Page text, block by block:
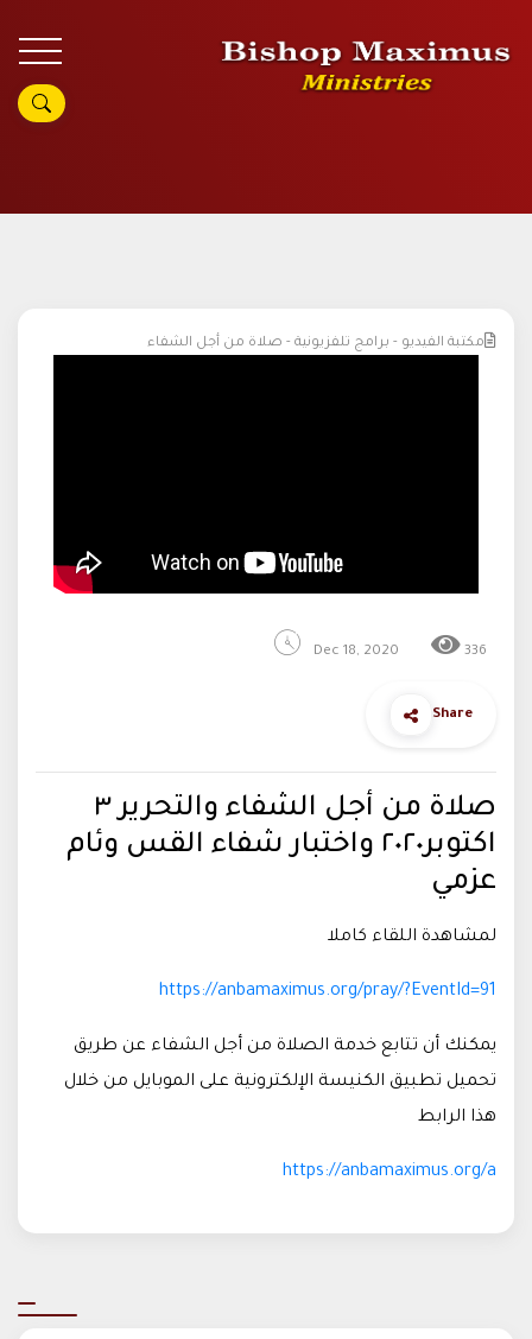
مكتبة الفيديو - برامج تلفزيونية - صلاة من أجل الشفاء
Dec 18, 2020 336
Share
صلاة من أجل الشفاء والتحرير ٣
اكتوبر٢٠٢٠ واختبار شفاء القس وئام
عزمي
لمشاهدة اللقاء كاملا
https://anbamaximus.org/pray/?EventId=91​
يمكنك أن تتابع خدمة الصلاة من أجل الشفاء عن طريق
تحميل تطبيق الكنيسة الإلكترونية على الموبايل من خلال
هذا الرابط
https://anbamaximus.org/a